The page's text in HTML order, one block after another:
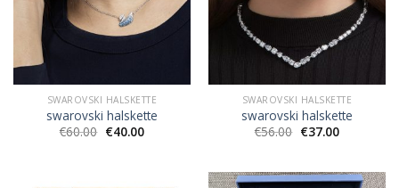
SWAROVSKI HALSKETTE
swarovski halskette
€60.00 €40.00
SWAROVSKI HALSKETTE
swarovski halskette
€56.00 €37.00